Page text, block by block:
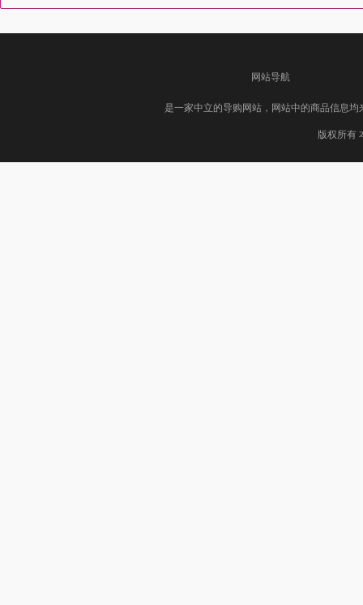
网站导航
是一家中立的导购网站，网站中的商品信息
版权所有